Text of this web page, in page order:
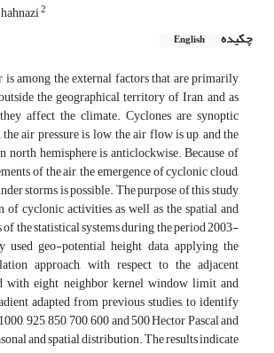
2
چکیده English
among the external factors that are primarily
the geographical territory of Iran, and as
affect the climate. Cyclones are synoptic
air pressure is low, the air flow is up, and the
north hemisphere is anticlockwise. Because of
of the air, the emergence of cyclonic cloud,
storms is possible. The purpose of this study
of cyclonic activities, as well as the spatial and
the statistical systems during the period 2003-
used geo-potential height data, applying the
approach, with respect to the adjacent
with eight neighbor kernel window limit and
adapted from previous studies, to identify
925, 850, 700, 600 and 500 Hector Pascal and
and spatial distribution. The results indicate